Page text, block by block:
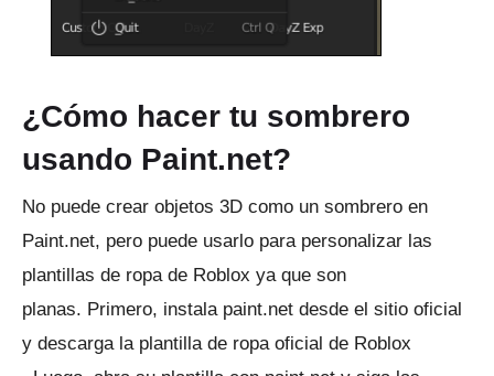
¿Cómo hacer tu sombrero
usando Paint.net?
No puede crear objetos 3D como un sombrero en
Paint.net, pero puede usarlo para personalizar las
plantillas de ropa de Roblox ya que son
planas. Primero, instala paint.net desde el sitio oficial
y descarga la plantilla de ropa oficial de Roblox